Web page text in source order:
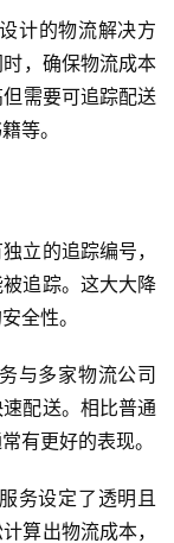
计的物流解决方
，确保物流成本
需要可追踪配送
等。
立的追踪编号，
追踪。这大大降
全性。
与多家物流公司
配送。相比普通
有更好的表现。
务设定了透明且
算出物流成本，